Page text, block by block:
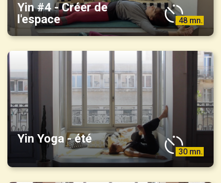
Yin #4 - Créer de
l'espace
48 mn.
Yin Yoga - été
30 mn.